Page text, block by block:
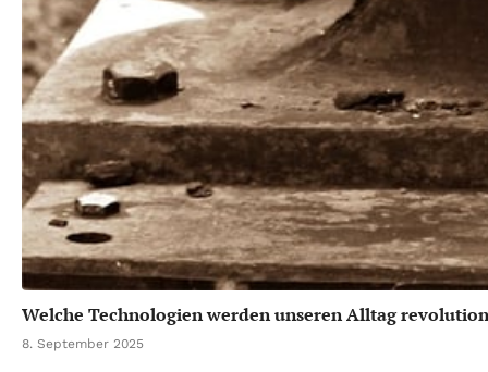
Welche Technologien werden unseren Alltag
8. September 2025